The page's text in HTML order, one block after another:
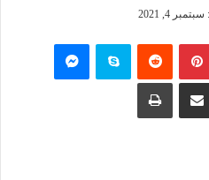
4, 2021
بينتيريست سكايب